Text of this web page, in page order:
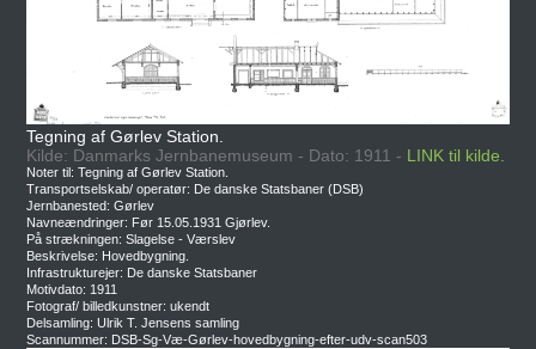
Tegning af Gørlev Station.
Kilde: Danmarks Jernbanemuseum - Dato: 1911 - LINK til kilde.
Noter til: Tegning af Gørlev Station.
Transportselskab/ operatør: De danske Statsbaner (DSB)
Jernbanested: Gørlev
Navneændringer: Før 15.05.1931 Gjørlev.
På strækningen: Slagelse - Værslev
Beskrivelse: Hovedbygning.
Infrastrukturejer: De danske Statsbaner
Motivdato: 1911
Fotograf/ billedkunstner: ukendt
Delsamling: Ulrik T. Jensens samling
Scannummer: DSB-Sg-Væ-Gørlev-hovedbygning-efter-udv-scan503